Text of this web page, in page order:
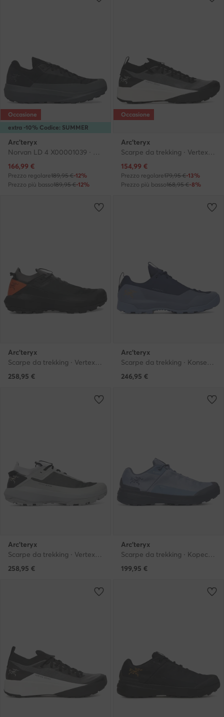
extra -10% Codice: SUMMER
Occasione
Arc'teryx
Norvan LD 4 X00001039 · Scarpe running
Prezzo attuale
166,99 €
Prezzo regolare189,95 €-12%
Prezzo più basso189,95 €-12%
Occasione
Arc'teryx
Scarpe da trekking · Vertex Speed Low X000009715 · Nero
Prezzo attuale
154,99 €
Prezzo regolare179,95 €-13%
Prezzo più basso168,95 €-8%
Arc'teryx
Scarpe da trekking · Vertex Alpine X00000901 · Nero
258,95 €
Arc'teryx
Scarpe da trekking · Konseal Gtx X000009833 · Blu scuro
246,95 €
Arc'teryx
Scarpe da trekking · Vertex Alpine X000009019 · Grigio
258,95 €
Arc'teryx
Scarpe da trekking · Kopec Gtx GORE-TEX X00001002 · Grigio
199,95 €